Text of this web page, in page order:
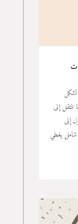
إلى
إلى
شامل يغطي